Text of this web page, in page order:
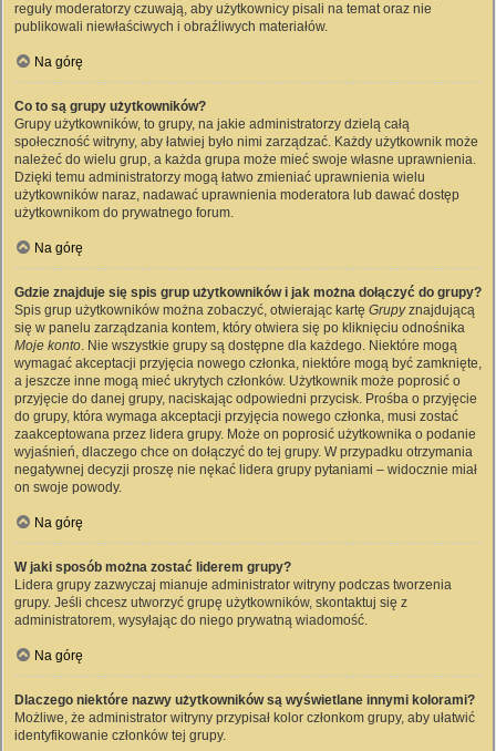
reguły moderatorzy czuwają, aby użytkownicy pisali na temat oraz nie
publikowali niewłaściwych i obraźliwych materiałów.
Na górę
Co to są grupy użytkowników?
Grupy użytkowników, to grupy, na jakie administratorzy dzielą całą
społeczność witryny, aby łatwiej było nimi zarządzać. Każdy użytkownik może
należeć do wielu grup, a każda grupa może mieć swoje własne uprawnienia.
Dzięki temu administratorzy mogą łatwo zmieniać uprawnienia wielu
użytkowników naraz, nadawać uprawnienia moderatora lub dawać dostęp
użytkownikom do prywatnego forum.
Na górę
Gdzie znajduje się spis grup użytkowników i jak można dołączyć do grupy?
Spis grup użytkowników można zobaczyć, otwierając kartę Grupyznajdującą
się w panelu zarządzania kontem, który otwiera się po kliknięciu odnośnika
Moje konto. Nie wszystkie grupy są dostępne dla każdego. Niektóre mogą
wymagać akceptacji przyjęcia nowego członka, niektóre mogą być zamknięte,
a jeszcze inne mogą mieć ukrytych członków. Użytkownik może poprosić o
przyjęcie do danej grupy, naciskając odpowiedni przycisk. Prośba o przyjęcie
do grupy, która wymaga akceptacji przyjęcia nowego członka, musi zostać
zaakceptowana przez lidera grupy. Może on poprosić użytkownika o podanie
wyjaśnień, dlaczego chce on dołączyć do tej grupy. W przypadku otrzymania
negatywnej decyzji proszę nie nękać lidera grupy pytaniami – widocznie miał
on swoje powody.
Na górę
W jaki sposób można zostać liderem grupy?
Lidera grupy zazwyczaj mianuje administrator witryny podczas tworzenia
grupy. Jeśli chcesz utworzyć grupę użytkowników, skontaktuj się z
administratorem, wysyłając do niego prywatną wiadomość.
Na górę
Dlaczego niektóre nazwy użytkowników są wyświetlane innymi kolorami?
Możliwe, że administrator witryny przypisał kolor członkom grupy, aby ułatwić
identyfikowanie członków tej grupy.